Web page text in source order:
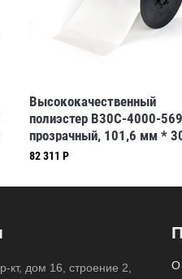
Высококачественный
полиэстер B30C-4000-
прозрачный, 101,6 мм *
м (BBP31/33/35/37)
82 311 Р
кт, дом 16, строение 2,
О